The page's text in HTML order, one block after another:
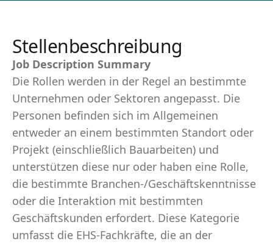
Stellenbeschreibung
Job Description Summary
Die Rollen werden in der Regel an bestimmte
Unternehmen oder Sektoren angepasst. Die
Personen befinden sich im Allgemeinen
entweder an einem bestimmten Standort oder
Projekt (einschließlich Bauarbeiten) und
unterstützen diese nur oder haben eine Rolle,
die bestimmte Branchen-/Geschäftskenntnisse
oder die Interaktion mit bestimmten
Geschäftskunden erfordert. Diese Kategorie
umfasst die EHS-Fachkräfte, die an der